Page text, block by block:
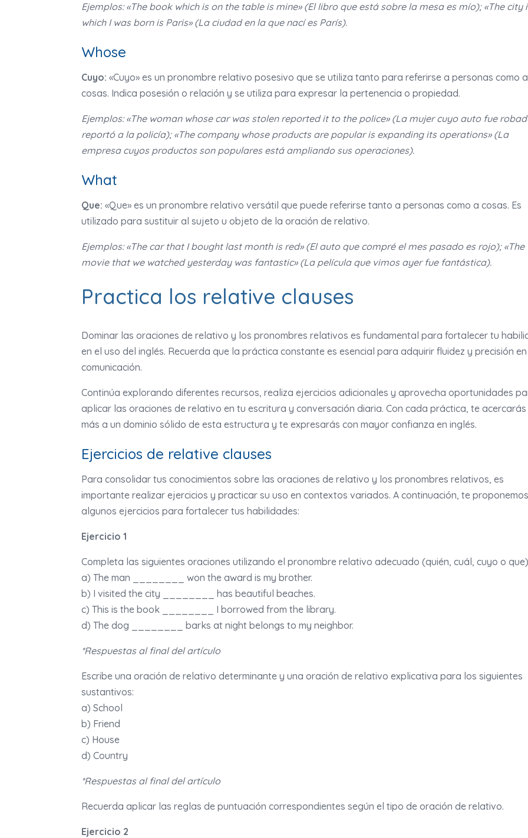
Ejemplos: «The book which is on the table is mine» (El libro que está sobre la mesa es mío); «The city
which I was born is Paris» (La ciudad en la que nací es París).
Whose
Cuyo: «Cuyo» es un pronombre relativo posesivo que se utiliza tanto para referirse a personas como a
cosas. Indica posesión o relación y se utiliza para expresar la pertenencia o propiedad.
Ejemplos: «The woman whose car was stolen reported it to the police» (La mujer cuyo auto fue
reportó a la policía); «The company whose products are popular is expanding its operations» (La
empresa cuyos productos son populares está ampliando sus operaciones).
What
Que: «Que» es un pronombre relativo versátil que puede referirse tanto a personas como a cosas. Es
utilizado para sustituir al sujeto u objeto de la oración de relativo.
Ejemplos: «The car that I bought last month is red» (El auto que compré el mes pasado es rojo); «The
movie that we watched yesterday was fantastic» (La película que vimos ayer fue fantástica).
Practica los relative clauses
Dominar las oraciones de relativo y los pronombres relativos es fundamental para fortalecer tu
en el uso del inglés. Recuerda que la práctica constante es esencial para adquirir fluidez y precisión
comunicación.
Continúa explorando diferentes recursos, realiza ejercicios adicionales y aprovecha oportunidades
aplicar las oraciones de relativo en tu escritura y conversación diaria. Con cada práctica, te acercarás
más a un dominio sólido de esta estructura y te expresarás con mayor confianza en inglés.
Ejercicios de relative clauses
Para consolidar tus conocimientos sobre las oraciones de relativo y los pronombres relativos, es
importante realizar ejercicios y practicar su uso en contextos variados. A continuación, te proponemos
algunos ejercicios para fortalecer tus habilidades:
Ejercicio 1
Completa las siguientes oraciones utilizando el pronombre relativo adecuado (quién, cuál, cuyo o
a) The man ________ won the award is my brother.
b) I visited the city ________ has beautiful beaches.
c) This is the book ________ I borrowed from the library.
d) The dog ________ barks at night belongs to my neighbor.
*Respuestas al final del artículo
Escribe una oración de relativo determinante y una oración de relativo explicativa para los siguientes
sustantivos:
a) School
b) Friend
c) House
d) Country
*Respuestas al final del artículo
Recuerda aplicar las reglas de puntuación correspondientes según el tipo de oración de relativo.
Ejercicio 2